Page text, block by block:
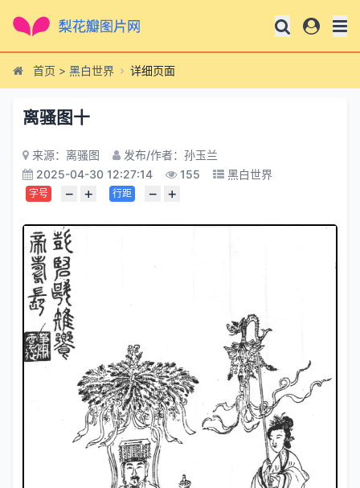
首页 > 黑白世界 详细页面
离骚图十
来源：离骚图
发布/作者：孙玉兰
2025-04-30 12:27:14
155 黑白世界
字号 − + 行距 − +